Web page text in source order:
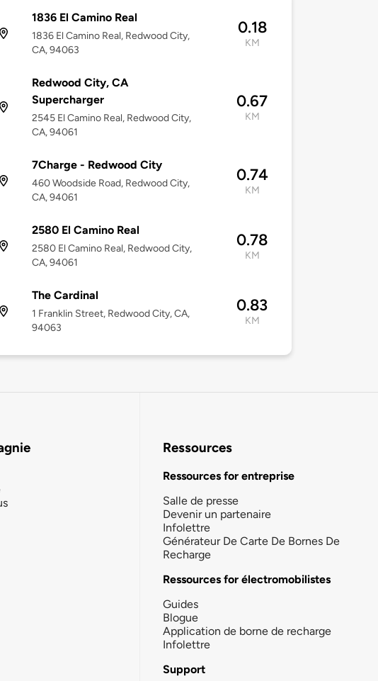
1836 El Camino Real
1836 El Camino Real, Redwood City,
CA, 94063
0.18
KM
Redwood City, CA
Supercharger
2545 El Camino Real, Redwood City,
CA, 94061
0.67
KM
7Charge - Redwood City
460 Woodside Road, Redwood City,
CA, 94061
0.74
KM
2580 El Camino Real
2580 El Camino Real, Redwood City,
CA, 94061
0.78
KM
The Cardinal
1 Franklin Street, Redwood City, CA,
94063
0.83
KM
Ressources
Ressources for entreprise
Salle de presse
Devenir un partenaire
Infolettre
Générateur De Carte De Bornes De
Recharge
Ressources for électromobilistes
Guides
Blogue
Application de borne de recharge
Infolettre
Support